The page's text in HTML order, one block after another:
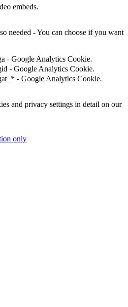
embeds.
needed - You can choose if you want
- Google Analytics Cookie.
- Google Analytics Cookie.
- Google Analytics Cookie.
and privacy settings in detail on our
only